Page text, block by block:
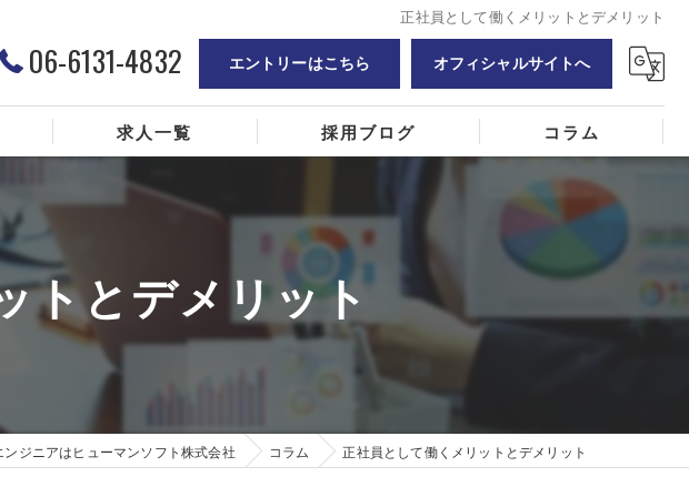
正社員として働くメリットとデメリット
06-6131-4832 エントリーはこちら オフィシャルサイトへ
求人一覧 採用ブログ コラム
トとデメリット
ジニアはヒューマンソフト株式会社 コラム 正社員として働くメリットとデメリット